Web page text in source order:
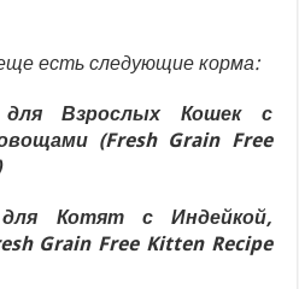
есть следующие корма:
для Взрослых Кошек с
(Fresh Grain Free
для Котят с Индейкой,
Grain Free Kitten Recipe